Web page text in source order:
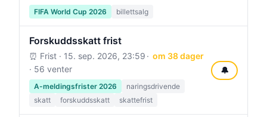
FIFA World Cup 2026 billettsalg
Forskuddsskatt frist
⏰ Frist · 15. sep. 2026, 23:59
om 38 dager
· 56 venter
A-meldingsfrister 2026
naringsdrivende
skatt
forskuddsskatt skattefrist
🔔